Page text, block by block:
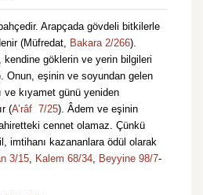
Arapçada gövdeli bitkilerle
(Müfredat, Bakara 2/266).
kendine göklerin ve yerin bilgileri
Onun, eşinin ve soyundan gelen
ve kıyamet günü yeniden
(A’râf 7/25). Âdem ve eşinin
cennet olamaz. Çünkü
imtihanı kazananlara ödül olarak
3/15, Kalem 68/34, Beyyine 98/7-